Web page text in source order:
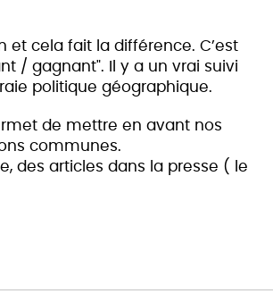
et cela fait la différence. C’est
/ gagnant". Il y a un vrai suivi
politique géographique.
de mettre en avant nos
communes.
des articles dans la presse ( le